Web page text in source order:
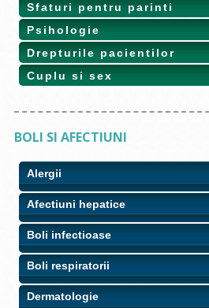
Sfaturi pentru parinti
Psihologie
Drepturile pacientilor
Cuplu si sex
BOLI SI AFECTIUNI
Alergii
Afectiuni hepatice
Boli infectioase
Boli respiratorii
Dermatologie